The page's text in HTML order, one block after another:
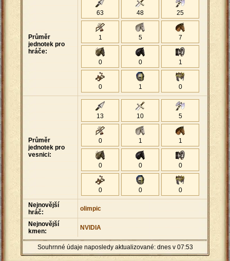
Průměr
jednotek pro
hráče:
63 48 25
1 5 7
0 0 1
0 1 0
Průměr
jednotek pro
vesnici:
13 10 5
0 1 1
0 0 0
0 0 0
Nejnovější
hráč:
olimpic
Nejnovější
kmen:
NVIDIA
Souhrnné údaje naposledy aktualizované: dnes v 07:53